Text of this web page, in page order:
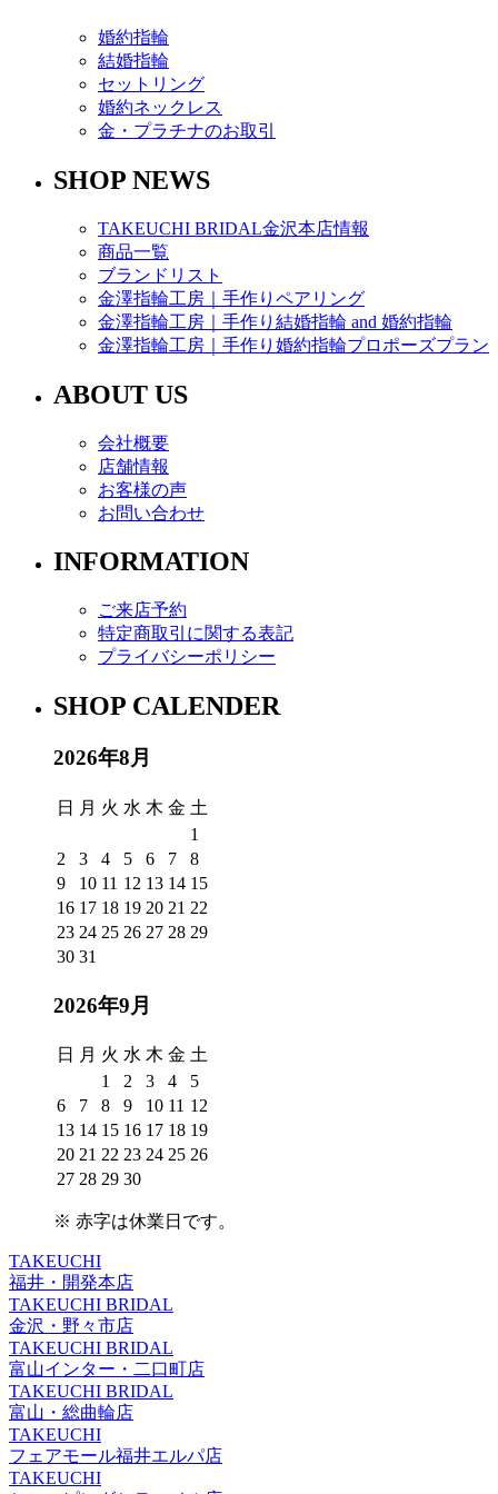
婚約指輪
結婚指輪
セットリング
婚約ネックレス
金・プラチナのお取引
SHOP NEWS
TAKEUCHI BRIDAL金沢本店情報
商品一覧
ブランドリスト
金澤指輪工房｜手作りペアリング
金澤指輪工房｜手作り結婚指輪 and 婚約指輪
金澤指輪工房｜手作り婚約指輪プロポーズプラン
ABOUT US
会社概要
店舗情報
お客様の声
お問い合わせ
INFORMATION
ご来店予約
特定商取引に関する表記
プライバシーポリシー
SHOP CALENDER
2026年8月
日 月 火 水 木 金 土
1
2
3 4 5 6 7
8
9
10 11 12 13 14 15
16 17 18 19 20 21 22
23 24 25 26 27 28 29
30 31
2026年9月
日 月 火 水 木 金 土
1
2 3 4
5
6
7 8 9 10 11 12
13 14 15 16 17 18 19
20 21 22 23 24 25 26
27 28 29 30
※ 赤字は休業日 です。
TAKEUCHI
福井・開発本店
TAKEUCHI BRIDAL
金沢・野々市店
TAKEUCHI BRIDAL
富山インター・二口町店
TAKEUCHI BRIDAL
富山・総曲輪店
TAKEUCHI
フェアモール福井エルパ店
TAKEUCHI